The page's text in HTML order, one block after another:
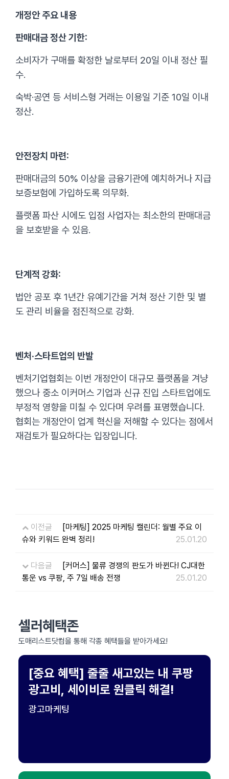
개정안 주요 내용
판매대금 정산 기한:
소비자가 구매를 확정한 날로부터 20일 이내 정산 필
수.
숙박·공연 등 서비스형 거래는 이용일 기준 10일 이내
정산.
안전장치 마련:
판매대금의 50% 이상을 금융기관에 예치하거나 지급
보증보험에 가입하도록 의무화.
플랫폼 파산 시에도 입점 사업자는 최소한의 판매대금
을 보호받을 수 있음.
단계적 강화:
법안 공포 후 1년간 유예기간을 거쳐 정산 기한 및 별
도 관리 비율을 점진적으로 강화.
벤처·스타트업의 반발
벤처기업협회는 이번 개정안이 대규모 플랫폼을 겨냥
했으나 중소 이커머스 기업과 신규 진입 스타트업에도
부정적 영향을 미칠 수 있다며 우려를 표명했습니다.
협회는 개정안이 업계 혁신을 저해할 수 있다는 점에서
재검토가 필요하다는 입장입니다.
이전글
[마케팅] 2025 마케팅 캘린더: 월별 주요 이
슈와 키워드 완벽 정리!
25.01.20
다음글
[커머스] 물류 경쟁의 판도가 바뀐다! CJ대한
통운 vs 쿠팡, 주 7일 배송 전쟁
25.01.20
셀러혜택존
도매리스트닷컴을 통해 각종 혜택들을 받아가세요!
[중요 혜택] 줄줄 새고있는 내 쿠팡
광고비, 세이비로 원클릭 해결!
광고마케팅